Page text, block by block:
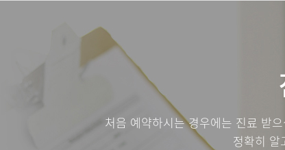
처음 예약하시는 경우에는 진료 받
정확히 알